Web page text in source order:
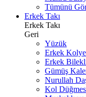
Tümünü
Erkek Takı
Erkek Takı
Geri
Yüzük
Erkek
Erkek
Gümüş
Nurullah
Kol